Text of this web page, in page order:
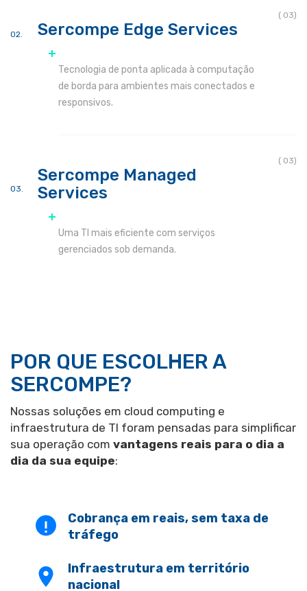
Sercompe Edge Services
Tecnologia de ponta aplicada à computação
de borda para ambientes mais conectados e
responsivos.
( 03)
Sercompe Managed
Services
Uma TI mais eficiente com serviços
gerenciados sob demanda.
( 03)
POR QUE ESCOLHER A
SERCOMPE?
Nossas soluções em cloud computing e
infraestrutura de TI foram pensadas para simplificar
sua operação com vantagens reais para o dia a
dia da sua equipe:
Cobrança em reais, sem taxa de
tráfego
Infraestrutura em território
nacional